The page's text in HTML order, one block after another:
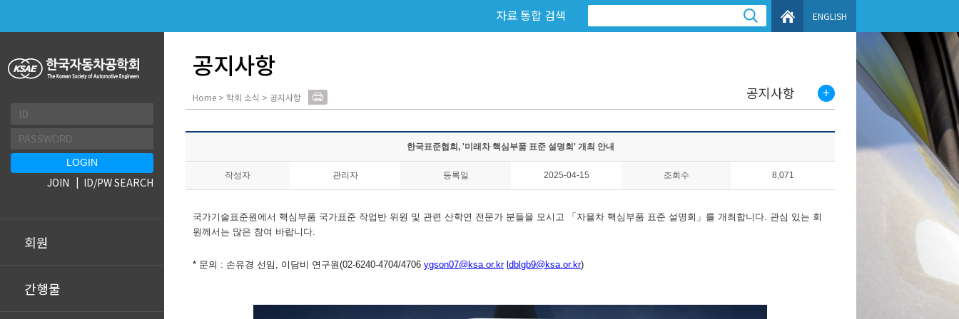
회원
간행물
JOIN ID/PW SEARCH
자료 통합 검색 ENGLISH
공지사항
Home > 학회 소식 > 공지사항 공지사항
한국표준협회, '미래차 핵심부품 표준 설명회' 개최 안내
작성자 관리자 등록일 2025-04-15 조회수 8,071
국가기술표준원에서 핵심부품 국가표준 작업반 위원 및 관련 산학연 전문가 분들을 모시고 「자율차 핵심부품 표준 설명회」를 개최합니다. 관심 있는 회
원께서는 많은 참여 바랍니다.
* 문의 : 손유경 선임, 이담비 연구원(02-6240-4704/4706 ygson07@ksa.or.kr ldblgb9@ksa.or.kr)